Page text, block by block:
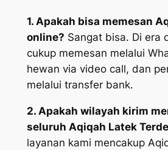
1. Apakah bisa memesan
online? Sangat bisa. Di era
cukup memesan melalui
hewan via video call, dan
melalui transfer bank.
2. Apakah wilayah kirim
seluruh Aqiqah Latek
layanan kami mencakup